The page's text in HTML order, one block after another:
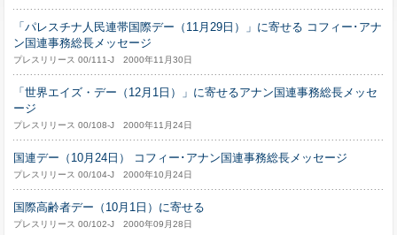
「パレスチナ人民連帯国際デー（11月29日）」に寄せる コフィー･アナ
ン国連事務総長メッセージ
プレスリリース 00/111-J 2000年11月30日
「世界エイズ・デー（12月1日）」に寄せるアナン国連事務総長メッセ
ージ
プレスリリース 00/108-J 2000年11月24日
国連デー（10月24日） コフィー･アナン国連事務総長メッセージ
プレスリリース 00/104-J 2000年10月24日
国際高齢者デー（10月1日）に寄せる
プレスリリース 00/102-J 2000年09月28日